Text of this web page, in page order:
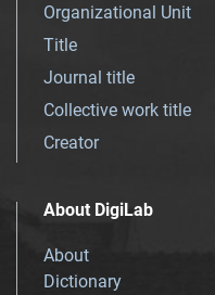
Organizational Unit
Title
Journal title
Collective work title
Creator
About DigiLab
About
Dictionary